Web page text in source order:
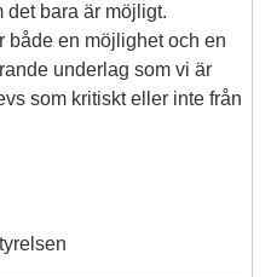
det bara är möjligt.
både en möjlighet och en
underlag som vi är
som kritiskt eller inte från